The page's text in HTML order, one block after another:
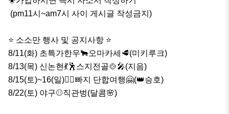
⭐️ 소소만 행사 및 공지사항 ⭐️
8/11(화) 초특가한우🐂오마카세🥩(미키루크)
8/13(목) 신논현💃🕺스지전골🍲🎤(지음)
8/15(토)~16(일)🚣‍♂️빠지 단합여행🤗(👑승호)
8/22(토) 야구⚾️직관벙(달콤🌸)